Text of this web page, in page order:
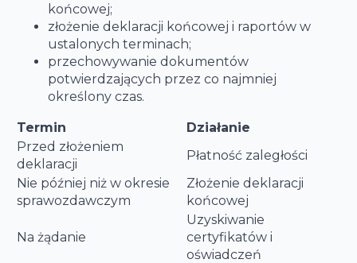
końcowej;
złożenie deklaracji końcowej i raportów w
ustalonych terminach;
przechowywanie dokumentów
potwierdzających przez co najmniej
określony czas.
Termin
Działanie
Przed złożeniem
deklaracji
Płatność zaległości
Nie później niż w okresie
sprawozdawczym
Złożenie deklaracji
końcowej
Na żądanie
Uzyskiwanie
certyfikatów i
oświadczeń